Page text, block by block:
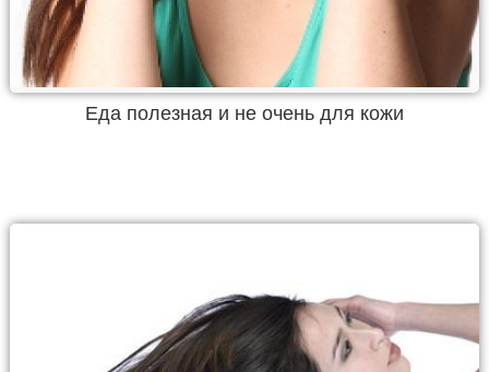
Еда полезная и не очень для кожи